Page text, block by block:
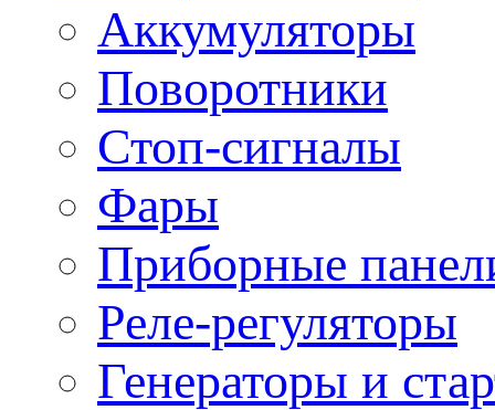
Аккумуляторы
Поворотники
Стоп-сигналы
Фары
Приборные
Реле-регуляторы
Генераторы и